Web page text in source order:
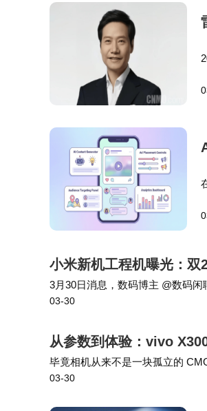
小米新机工程机曝光：双
3月30日消息，数码博主 @数码
持新一代LOFIC HDR 3.0 和
03-30
从参数到体验：vivo
毕竟相机从来不是一块孤立的
力方向——用 400mm 增距镜丰富
03-30